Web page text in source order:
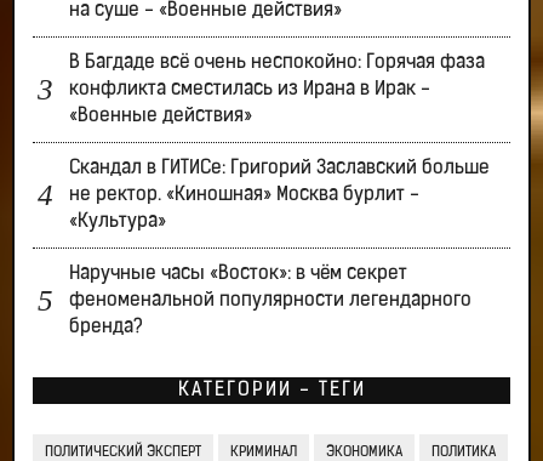
на суше - «Военные действия»
В Багдаде всё очень неспокойно: Горячая фаза
конфликта сместилась из Ирана в Ирак -
«Военные действия»
Скандал в ГИТИСе: Григорий Заславский больше
не ректор. «Киношная» Москва бурлит -
«Культура»
Наручные часы «Восток»: в чём секрет
феноменальной популярности легендарного
бренда?
КАТЕГОРИИ - ТЕГИ
ПОЛИТИЧЕСКИЙ ЭКСПЕРТ КРИМИНАЛ ЭКОНОМИКА ПОЛИТИКА